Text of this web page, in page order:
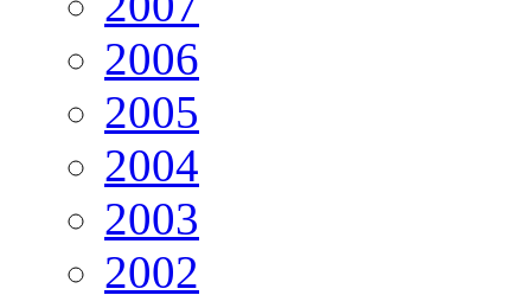
2006
2005
2004
2003
2002